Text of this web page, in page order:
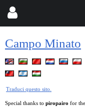
Campo Minato
Traduci questo sito.
Special thanks to piropairo for